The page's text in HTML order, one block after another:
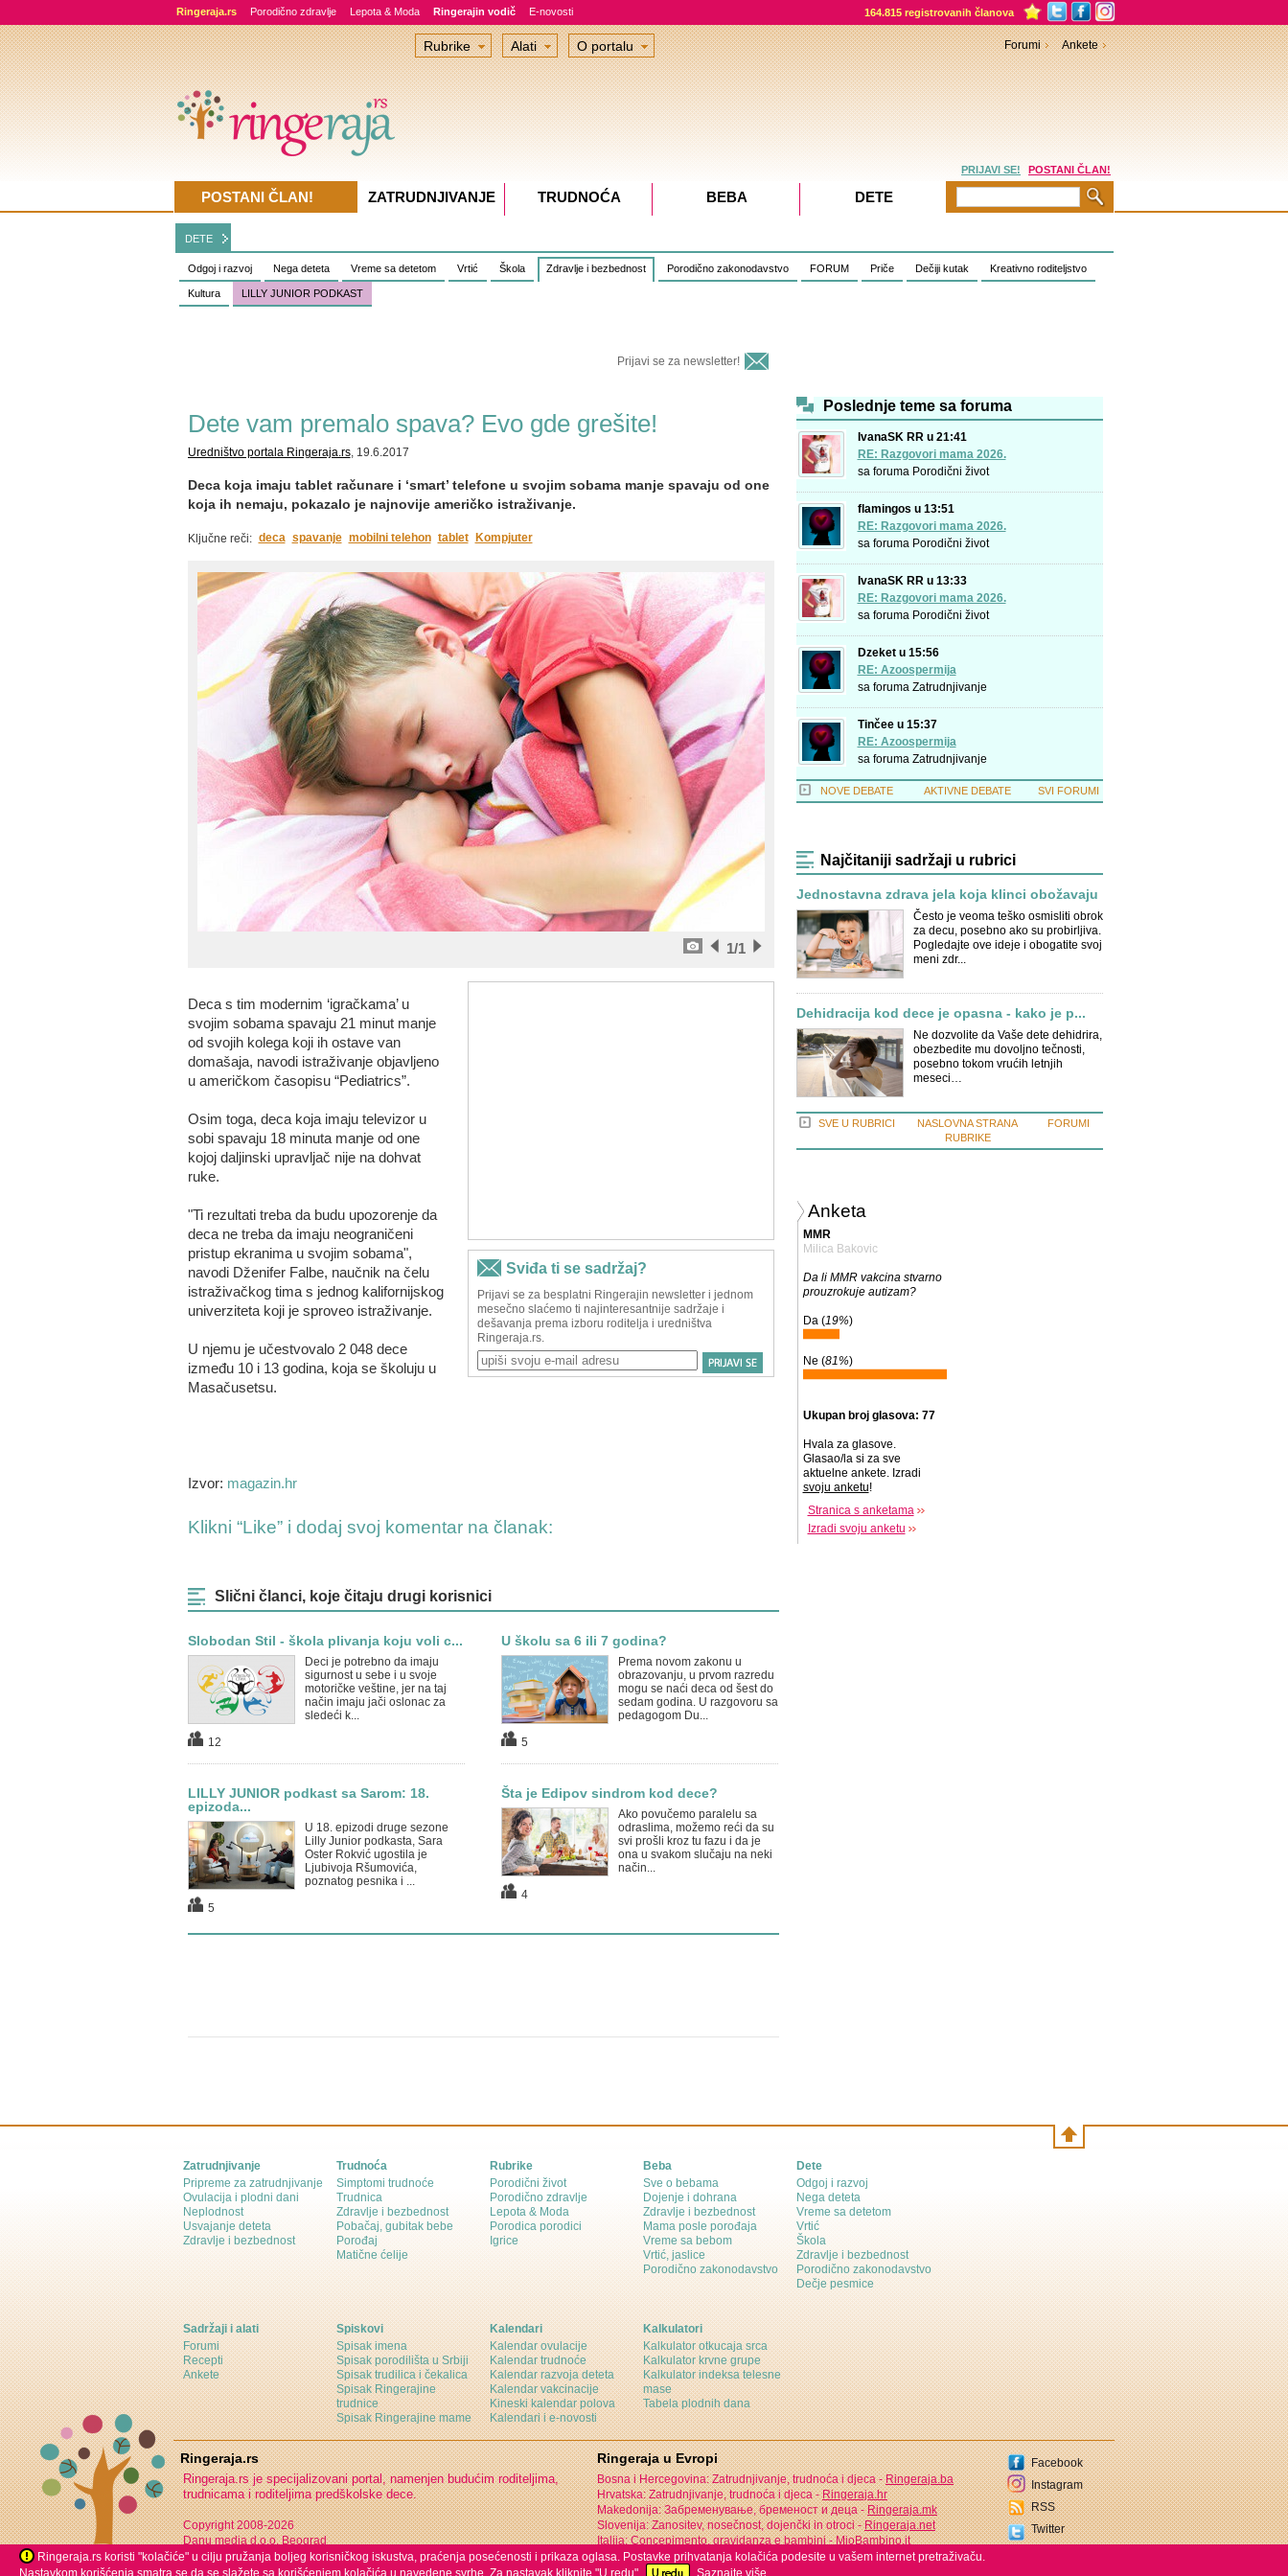
Ringeraja.rs Porodično zdravlje Lepota & Moda Ringerajin vodič E-novosti 164.815 registrovanih članova
Ringeraja.rs koristi "kolačiće" u cilju pružanja boljeg korisničkog iskustva, praćenja posećenosti i prikaza oglasa. Postavke prihvatanja kolačića podesite u vašem internet pretraživaču.
Nastavkom korišćenja smatra se da se slažete sa korišćenjem kolačića u navedene svrhe. Za nastavak kliknite "U redu".
Saznajte više.
DETE
Odgoj i razvoj Nega deteta Vreme sa detetom Vrtić Škola Zdravlje i bezbednost Porodično zakonodavstvo FORUM Priče Dečiji kutak Kreativno roditeljstvo
Kultura LILLY JUNIOR PODKAST
Prijavi se za newsletter!
Dete vam premalo spava? Evo gde grešite!
Uredništvo portala Ringeraja.rs, 19.6.2017
Deca koja imaju tablet računare i ‘smart’ telefone u svojim sobama manje spavaju od one
koja ih nemaju, pokazalo je najnovije američko istraživanje.
Ključne reči: deca spavanje mobilni telehon tablet Kompjuter
/1
1
Deca s tim modernim ‘igračkama’ u
svojim sobama spavaju 21 minut manje
od svojih kolega koji ih ostave van
domašaja, navodi istraživanje objavljeno
u američkom časopisu “Pediatrics”.
Osim toga, deca koja imaju televizor u
sobi spavaju 18 minuta manje od one
kojoj daljinski upravljač nije na dohvat
ruke.
"Ti rezultati treba da budu upozorenje da
deca ne treba da imaju neograničeni
pristup ekranima u svojim sobama",
navodi Dženifer Falbe, naučnik na čelu
istraživačkog tima s jednog kalifornijskog
univerziteta koji je sproveo istraživanje.
U njemu je učestvovalo 2 048 dece
između 10 i 13 godina, koja se školuju u
Masačusetsu.
Izvor: magazin.hr
Klikni “Like” i dodaj svoj komentar na članak:
Slični članci, koje čitaju drugi korisnici
Slobodan Stil - škola plivanja koju voli c...
Deci je potrebno da imaju
sigurnost u sebe i u svoje
motoričke veštine, jer na taj
način imaju jači oslonac za
sledeći k...
12
U školu sa 6 ili 7 godina?
Prema novom zakonu u
obrazovanju, u prvom razredu
mogu se naći deca od šest do
sedam godina. U razgovoru sa
pedagogom Du...
5
LILLY JUNIOR podkast sa Sarom: 18.
epizoda...
U 18. epizodi druge sezone
Lilly Junior podkasta, Sara
Oster Rokvić ugostila je
Ljubivoja Ršumovića,
poznatog pesnika i ...
5
Šta je Edipov sindrom kod dece?
Ako povučemo paralelu sa
odraslima, možemo reći da su
svi prošli kroz tu fazu i da je
ona u svakom slučaju na neki
način...
4
Poslednje teme sa foruma
IvanaSK RR u 21:41
RE: Razgovori mama 2026.
sa foruma Porodični život
flamingos u 13:51
RE: Razgovori mama 2026.
sa foruma Porodični život
IvanaSK RR u 13:33
RE: Razgovori mama 2026.
sa foruma Porodični život
Dzeket u 15:56
RE: Azoospermija
sa foruma Zatrudnjivanje
Tinčee u 15:37
RE: Azoospermija
sa foruma Zatrudnjivanje
NOVE DEBATE AKTIVNE DEBATE SVI FORUMI
Najčitaniji sadržaji u rubrici
Jednostavna zdrava jela koja klinci obožavaju
Često je veoma teško osmisliti obrok
za decu, posebno ako su probirljiva.
Pogledajte ove ideje i obogatite svoj
meni zdr...
Dehidracija kod dece je opasna - kako je p...
Ne dozvolite da Vaše dete dehidrira,
obezbedite mu dovoljno tečnosti,
posebno tokom vrućih letnjih
meseci…
SVE U RUBRICI
NASLOVNA STRANA
RUBRIKE
FORUMI
Anketa
MMR
Milica Bakovic
Da li MMR vakcina stvarno
prouzrokuje autizam?
Da (19%)
Ne (81%)
Ukupan broj glasova: 77
Hvala za glasove.
Glasao/la si za sve
aktuelne ankete. Izradi
svoju anketu!
Stranica s anketama
Izradi svoju anketu
Rubrike Alati O portalu Forumi Ankete
PRIJAVI SE! POSTANI ČLAN!
POSTANI ČLAN! ZATRUDNJIVANJE TRUDNOĆA BEBA DETE
Zatrudnjivanje
Pripreme za zatrudnjivanje
Ovulacija i plodni dani
Neplodnost
Usvajanje deteta
Zdravlje i bezbednost
Trudnoća
Simptomi trudnoće
Trudnica
Zdravlje i bezbednost
Pobačaj, gubitak bebe
Porođaj
Matične ćelije
Rubrike
Porodični život
Porodično zdravlje
Lepota & Moda
Porodica porodici
Igrice
Beba
Sve o bebama
Dojenje i dohrana
Zdravlje i bezbednost
Mama posle porođaja
Vreme sa bebom
Vrtić, jaslice
Porodično zakonodavstvo
Dete
Odgoj i razvoj
Nega deteta
Vreme sa detetom
Vrtić
Škola
Zdravlje i bezbednost
Porodično zakonodavstvo
Dečje pesmice
Sadržaji i alati
Forumi
Recepti
Ankete
Spiskovi
Spisak imena
Spisak porodilišta u Srbiji
Spisak trudilica i čekalica
Spisak Ringerajine
trudnice
Spisak Ringerajine mame
Kalendari
Kalendar ovulacije
Kalendar trudnoće
Kalendar razvoja deteta
Kalendar vakcinacije
Kineski kalendar polova
Kalendari i e-novosti
Kalkulatori
Kalkulator otkucaja srca
Kalkulator krvne grupe
Kalkulator indeksa telesne
mase
Tabela plodnih dana
Ringeraja.rs
Ringeraja.rs je specijalizovani portal, namenjen budućim roditeljima,
trudnicama i roditeljima predškolske dece.
Copyright 2008-2026
Danu media d.o.o. Beograd
Ringeraja u Evropi
Bosna i Hercegovina: Zatrudnjivanje, trudnoća i djeca -Ringeraja.ba
Hrvatska: Zatrudnjivanje, trudnoća i djeca -Ringeraja.hr
Makedonija: Забременување, бременост и деца -Ringeraja.mk
Slovenija: Zanositev, nosečnost, dojenčki in otroci -Ringeraja.net
Italija: Concepimento, gravidanza e bambini -MioBambino.it
Facebook
Instagram
RSS
Twitter